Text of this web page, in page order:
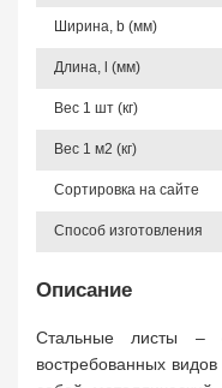
Ширина, b (мм)
Длина, l (мм)
Вес 1 шт (кг)
Вес 1 м2 (кг)
Сортировка на сайте
Способ изготовления
Описание
Стальные листы –
востребованных